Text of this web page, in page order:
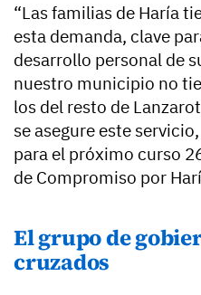
“Las familias de Haría
esta demanda, clave
desarrollo personal de
nuestro municipio no
los del resto de
se asegure este
para el próximo curso
de Compromiso por
El grupo de
cruzados